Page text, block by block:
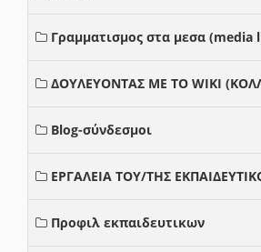
Γραμματισμος στα μεσα
ΔΟΥΛΕΥΟΝΤΑΣ ΜΕ ΤΟ WIKI
Blog-σύνδεσμοι
ΕΡΓΑΛΕΙΑ ΤΟΥ/ΤΗΣ
Προφιλ εκπαιδευτικων